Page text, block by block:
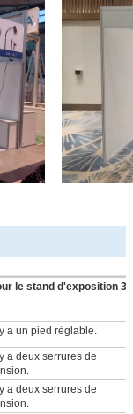
le stand d'exposition
a un pied réglable.
a deux serrures de
a deux serrures de